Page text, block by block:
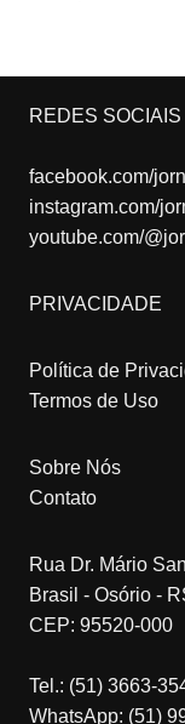
REDES SOCIAIS
facebook.com/
instagram.com/
youtube.com/
PRIVACIDADE
Política de
Termos de Uso
Sobre Nós
Contato
Rua Dr. Mário
Brasil - Osório -
CEP: 95520-000
Tel.: (51) 3663-
WhatsApp: (51)